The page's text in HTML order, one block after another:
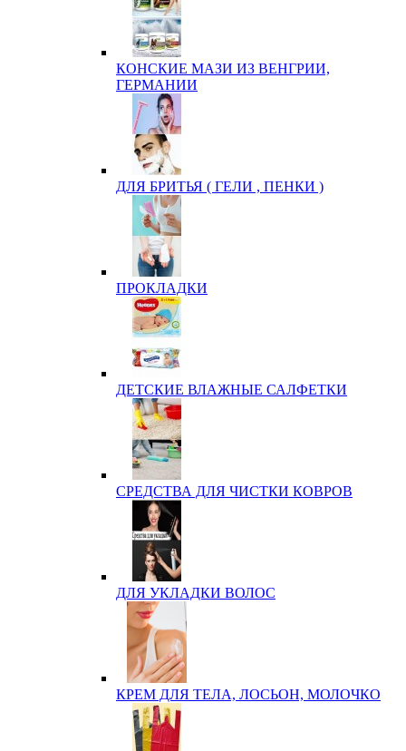
КОНСКИЕ МАЗИ ИЗ ВЕНГРИИ,
ГЕРМАНИИ
ДЛЯ БРИТЬЯ ( ГЕЛИ , ПЕНКИ )
ПРОКЛАДКИ
ДЕТСКИЕ ВЛАЖНЫЕ САЛФЕТКИ
СРЕДСТВА ДЛЯ ЧИСТКИ КОВРОВ
ДЛЯ УКЛАДКИ ВОЛОС
КРЕМ ДЛЯ ТЕЛА, ЛОСЬОН, МОЛОЧКО